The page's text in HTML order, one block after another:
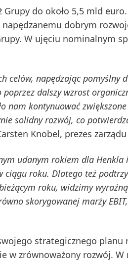
Grupy do około 5,5 mld
dobrym
W ujęciu nominalnym
celów, napędzając pomyślny
dalszy wzrost
nam kontynuować
solidny rozwój, co
Knobel, prezes
udanym rokiem dla Henkla
ciągu roku. Dlatego też
roku, widzimy
skorygowanej marży
strategicznego planu
w zrównoważony rozwój.